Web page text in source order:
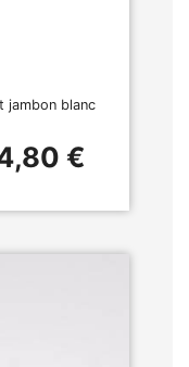
jambon blanc
€